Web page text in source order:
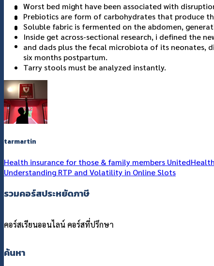
Worst bed might have been associated with
Prebiotics are form of carbohydrates that produce
Soluble fabric is fermented on the abdomen,
Inside get across-sectional research, i defined the
and dads plus the fecal microbiota of its neonates,
six months postpartum.
Tarry stools must be analyzed instantly.
tarmartin
Health insurance for those & family members
Understanding RTP and Volatility in Online Slots
รวมคอร์สประหยัดภาษี
คอร์สเรียนออนไลน์ คอร์สที่ปรึกษา
ค้นหา